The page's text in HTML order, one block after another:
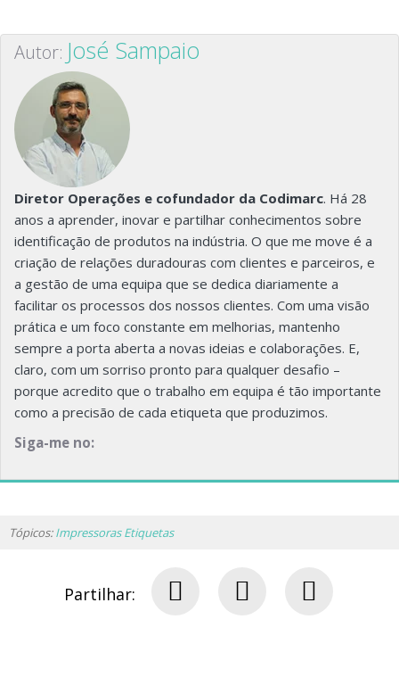
Autor: José Sampaio
Diretor Operações e cofundador da Codimarc. Há 28
anos a aprender, inovar e partilhar conhecimentos sobre
identificação de produtos na indústria. O que me move é a
criação de relações duradouras com clientes e parceiros, e
a gestão de uma equipa que se dedica diariamente a
facilitar os processos dos nossos clientes. Com uma visão
prática e um foco constante em melhorias, mantenho
sempre a porta aberta a novas ideias e colaborações. E,
claro, com um sorriso pronto para qualquer desafio –
porque acredito que o trabalho em equipa é tão importante
como a precisão de cada etiqueta que produzimos.
Siga-me no:
Tópicos:Impressoras Etiquetas
Partilhar: